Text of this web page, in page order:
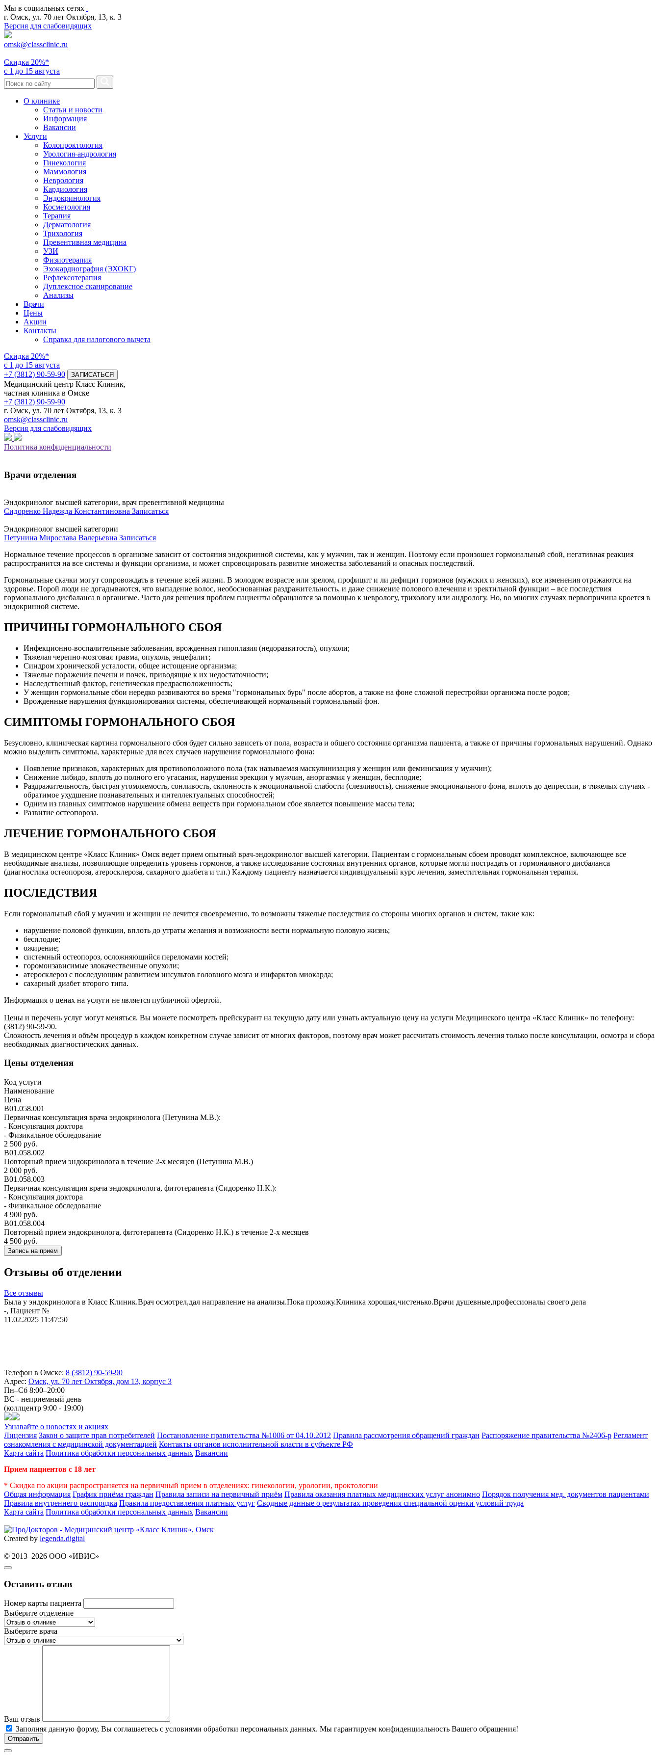
Мы в социальных сетях
г. Омск, ул. 70 лет Октября, 13, к. 3
Версия для слабовидящих
omsk@classclinic.ru
Скидка 20%*
с 1 до 15 августа
О клинике
Статьи и новости
Информация
Вакансии
Услуги
Колопроктология
Урология-андрология
Гинекология
Маммология
Неврология
Кардиология
Эндокринология
Косметология
Терапия
Дерматология
Трихология
Превентивная медицина
УЗИ
Физиотерапия
Эхокардиография (ЭХОКГ)
Рефлексотерапия
Дуплексное сканирование
Анализы
Врачи
Цены
Акции
Контакты
Справка для налогового вычета
Скидка 20%*
с 1 до 15 августа
+7 (3812) 90-59-90
ЗАПИСАТЬСЯ
Медицинский центр Класс Клиник,
частная клиника в Омске
+7 (3812) 90-59-90
г. Омск, ул. 70 лет Октября, 13, к. 3
omsk@classclinic.ru
Версия для слабовидящих
Политика конфиденциальности
Врачи отделения
Эндокринолог высшей категории, врач превентивной медицины
Сидоренко Надежда Константиновна Записаться
Эндокринолог высшей категории
Петунина Мирослава Валерьевна Записаться
Нормальное течение процессов в организме зависит от состояния эндокринной системы, как у мужчин, так и женщин. Поэтому если произошел гормональный сбой, негативная реакция
распространится на все системы и функции организма, и может спровоцировать развитие множества заболеваний и опасных последствий.
Гормональные скачки могут сопровождать в течение всей жизни. В молодом возрасте или зрелом, профицит и ли дефицит гормонов (мужских и женских), все изменения отражаются на
здоровье. Порой люди не догадываются, что выпадение волос, необоснованная раздражительность, и даже снижение полового влечения и эректильной функции – все последствия
гормонального дисбаланса в организме. Часто для решения проблем пациенты обращаются за помощью к неврологу, трихологу или андрологу. Но, во многих случаях первопричина кроется в
эндокринной системе.
ПРИЧИНЫ ГОРМОНАЛЬНОГО СБОЯ
Инфекционно-воспалительные заболевания, врожденная гипоплазия (недоразвитость), опухоли;
Тяжелая черепно-мозговая травма, опухоль, энцефалит;
Синдром хронической усталости, общее истощение организма;
Тяжелые поражения печени и почек, приводящие к их недостаточности;
Наследственный фактор, генетическая предрасположенность;
У женщин гормональные сбои нередко развиваются во время "гормональных бурь" после абортов, а также на фоне сложной перестройки организма после родов;
Врожденные нарушения функционирования системы, обеспечивающей нормальный гормональный фон.
СИМПТОМЫ ГОРМОНАЛЬНОГО СБОЯ
Безусловно, клиническая картина гормонального сбоя будет сильно зависеть от пола, возраста и общего состояния организма пациента, а также от причины гормональных нарушений. Однако
можно выделить симптомы, характерные для всех случаев нарушения гормонального фона:
Появление признаков, характерных для противоположного пола (так называемая маскулинизация у женщин или феминизация у мужчин);
Снижение либидо, вплоть до полного его угасания, нарушения эрекции у мужчин, аноргазмия у женщин, бесплодие;
Раздражительность, быстрая утомляемость, сонливость, склонность к эмоциональной слабости (слезливость), снижение эмоционального фона, вплоть до депрессии, в тяжелых случаях -
обратимое ухудшение познавательных и интеллектуальных способностей;
Одним из главных симптомов нарушения обмена веществ при гормональном сбое является повышение массы тела;
Развитие остеопороза.
ЛЕЧЕНИЕ ГОРМОНАЛЬНОГО СБОЯ
В медицинском центре «Класс Клиник» Омск ведет прием опытный врач-эндокринолог высшей категории. Пациентам с гормональным сбоем проводят комплексное, включающее все
необходимые анализы, позволяющие определить уровень гормонов, а также исследование состояния внутренних органов, которые могли пострадать от гормонального дисбаланса
(диагностика остеопороза, атеросклероза, сахарного диабета и т.п.) Каждому пациенту назначается индивидуальный курс лечения, заместительная гормональная терапия.
ПОСЛЕДСТВИЯ
Если гормональный сбой у мужчин и женщин не лечится своевременно, то возможны тяжелые последствия со стороны многих органов и систем, такие как:
нарушение половой функции, вплоть до утраты желания и возможности вести нормальную половую жизнь;
бесплодие;
ожирение;
системный остеопороз, осложняющийся переломами костей;
горомонзависимые злокачественные опухоли;
атеросклероз с последующим развитием инсультов головного мозга и инфарктов миокарда;
сахарный диабет второго типа.
Информация о ценах на услуги не является публичной офертой.
Цены и перечень услуг могут меняться. Вы можете посмотреть прейскурант на текущую дату или узнать актуальную цену на услуги Медицинского центра «Класс Клиник» по телефону:
(3812) 90-59-90.
Сложность лечения и объём процедур в каждом конкретном случае зависит от многих факторов, поэтому врач может рассчитать стоимость лечения только после консультации, осмотра и сбора
необходимых диагностических данных.
Цены отделения
Код услуги
Наименование
Цена
В01.058.001
Первичная консультация врача эндокринолога (Петунина М.В.):
- Консультация доктора
- Физикальное обследование
2 500 руб.
В01.058.002
Повторный прием эндокринолога в течение 2-х месяцев (Петунина М.В.)
2 000 руб.
В01.058.003
Первичная консультация врача эндокринолога, фитотерапевта (Сидоренко Н.К.):
- Консультация доктора
- Физикальное обследование
4 900 руб.
В01.058.004
Повторный прием эндокринолога, фитотерапевта (Сидоренко Н.К.) в течение 2-х месяцев
4 500 руб.
Запись на прием
Отзывы об отделении
Все отзывы
Была у эндокринолога в Класс Клиник.Врач осмотрел,дал направление на анализы.Пока прохожу.Клиника хорошая,чистенько.Врачи душевные,профессионалы своего дела
-, Пациент №
11.02.2025 11:47:50
Телефон в Омске: 8 (3812) 90-59-90
Адрес: Омск, ул. 70 лет Октября, дом 13, корпус 3
Пн–Сб 8:00–20:00
ВС - неприемный день
(коллцентр 9:00 - 19:00)
Узнавайте о новостях и акциях
Лицензия Закон о защите прав потребителей Постановление правительства №1006 от 04.10.2012 Правила рассмотрения обращений граждан Распоряжение правительства №2406-р Регламент
ознакомления с медицинской документацией Контакты органов исполнительной власти в субъекте РФ
Карта сайта Политика обработки персональных данных Вакансии
Прием пациентов с 18 лет
* Скидка по акции распространяется на первичный прием в отделениях: гинекологии, урологии, проктологии
Общая информация График приёма граждан Правила записи на первичный приём Правила оказания платных медицинских услуг анонимно Порядок получения мед. документов пациентами
Правила внутреннего распорядка Правила предоставления платных услуг Сводные данные о результатах проведения специальной оценки условий труда
Карта сайта Политика обработки персональных данных Вакансии
Created by legenda.digital
© 2013–2026 ООО «ИВИС»
Оставить отзыв
Номер карты пациента
Выберите отделение
Выберите врача
Ваш отзыв
Заполняя данную форму, Вы соглашаетесь c условиями обработки персональных данных. Мы гарантируем конфиденциальность Вашего обращения!
Отправить